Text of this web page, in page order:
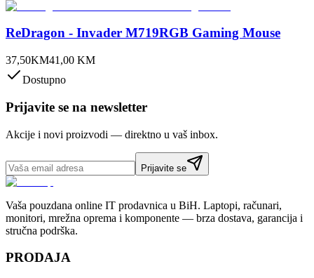
ReDragon - Invader M719RGB Gaming Mouse
37,50KM41,00 KM
Dostupno
Prijavite se na newsletter
Akcije i novi proizvodi — direktno u vaš inbox.
Prijavite se
Vaša pouzdana online IT prodavnica u BiH. Laptopi, računari,
monitori, mrežna oprema i komponente — brza dostava, garancija i
stručna podrška.
PRODAJA